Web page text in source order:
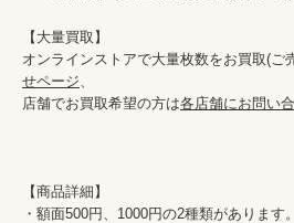
【大量買取】
オンラインストアで大量枚数をお買取(ご
せページ
店舗でお買取希望の方は各店舗にお問い
【商品詳細】
・額面500円、1000円の2種類があります。